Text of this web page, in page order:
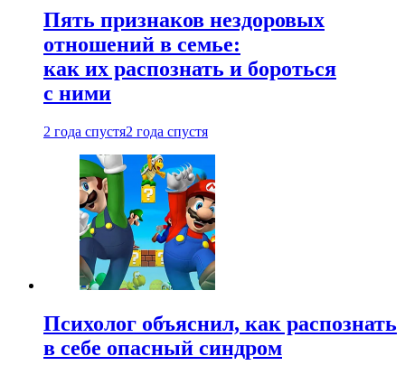
Пять признаков нездоровых
отношений в семье:
как их распознать и бороться
с ними
2 года спустя2 года спустя
Психолог объяснил, как распознать
в себе опасный синдром